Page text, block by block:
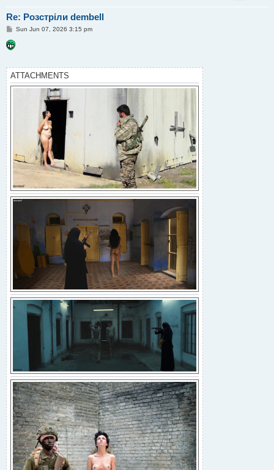
Re: Розстріли dembell
P
s
t
Sun Jun 07, 2026 3:15 pm
ATTACHMENTS